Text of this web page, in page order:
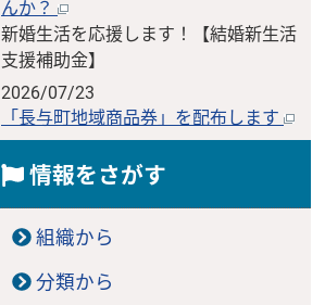
んか？
新婚生活を応援します！【結婚新生活
支援補助金】
2026/07/23
「長与町地域商品券」を配布します
情報をさがす
組織から
分類から